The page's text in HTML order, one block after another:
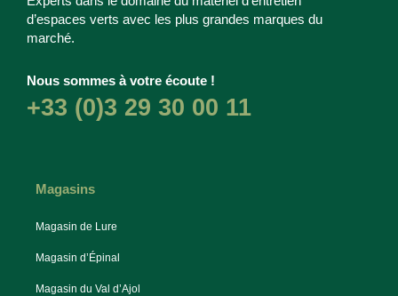
d’espaces verts avec les plus grandes marques du
marché.
Nous sommes à votre écoute !
+33 (0)3 29 30 00 11
Magasins
Magasin de Lure
Magasin d’Épinal
Magasin du Val d’Ajol